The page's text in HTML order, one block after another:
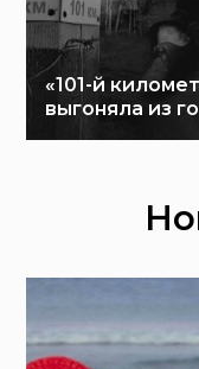
«101-й
выгоняла из